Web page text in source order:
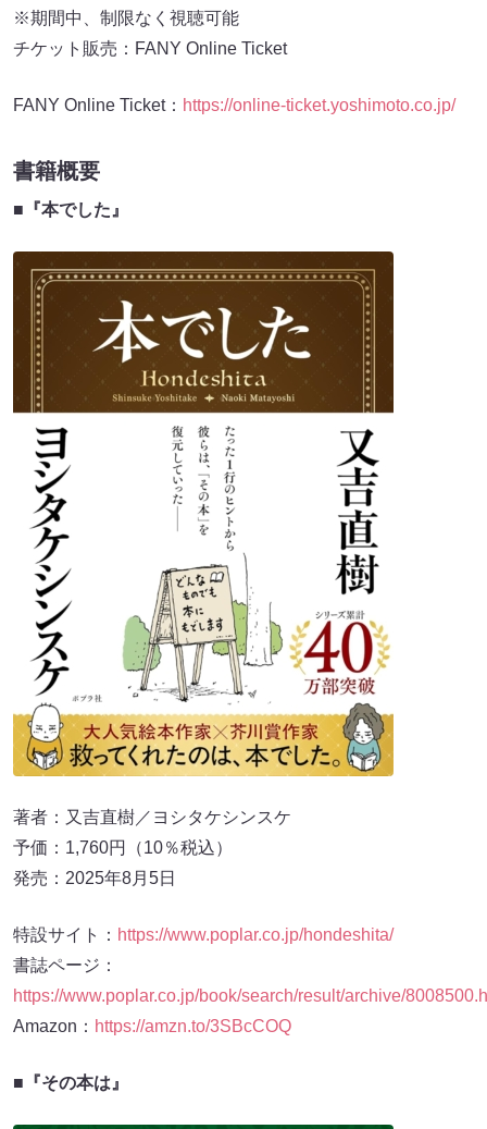
※期間中、制限なく視聴可能
チケット販売：FANY Online Ticket
FANY Online Ticket： https://online-ticket.yoshimoto.co.jp/
書籍概要
■『本でした』
著者：又吉直樹／ヨシタケシンスケ
予価：1,760円（10％税込）
発売：2025年8月5日
特設サイト： https://www.poplar.co.jp/hondeshita/
書誌ページ：
https://www.poplar.co.jp/book/search/result/archive/
Amazon： https://amzn.to/3SBcCOQ
■『その本は』